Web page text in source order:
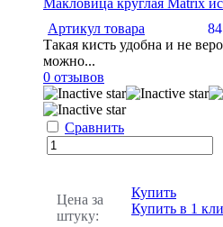
Артикул товара
Такая кисть удобна и не
можно...
0 отзывов
Сравнить
Цена за
штуку:
Купить
Купить в 1